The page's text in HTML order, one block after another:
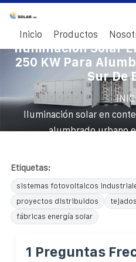
Inicio Productos
Iluminación Solar
250 KW Para
Sur De
Iluminación solar en
alumbrado urbano
Etiquetas:
sistemas fotovoltaicos
proyectos distribuidos
fábricas energía solar
1 Preguntas